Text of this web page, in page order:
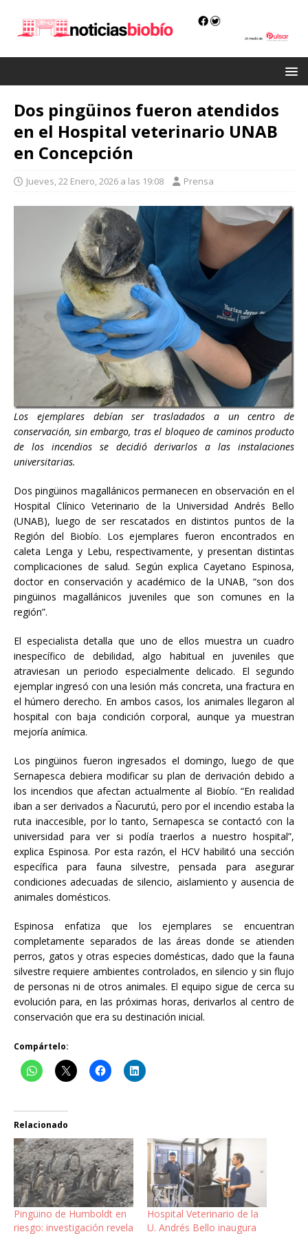
Dos pingüinos fueron atendidos
en el Hospital veterinario UNAB
en Concepción
Jueves, 22 Enero, 2026 a las 19:08 Prensa
Los ejemplares debían ser trasladados a un centro de
conservación, sin embargo, tras el bloqueo de caminos producto
de los incendios se decidió derivarlos a las instalaciones
universitarias.
Dos pingüinos magallánicos permanecen en observación en el
Hospital Clínico Veterinario de la Universidad Andrés Bello
(UNAB), luego de ser rescatados en distintos puntos de la
Región del Biobío. Los ejemplares fueron encontrados en
caleta Lenga y Lebu, respectivamente, y presentan distintas
complicaciones de salud. Según explica Cayetano Espinosa,
doctor en conservación y académico de la UNAB, “son dos
pingüinos magallánicos juveniles que son comunes en la
región”.
El especialista detalla que uno de ellos muestra un cuadro
inespecífico de debilidad, algo habitual en juveniles que
atraviesan un periodo especialmente delicado. El segundo
ejemplar ingresó con una lesión más concreta, una fractura en
el húmero derecho. En ambos casos, los animales llegaron al
hospital con baja condición corporal, aunque ya muestran
mejoría anímica.
Los pingüinos fueron ingresados el domingo, luego de que
Sernapesca debiera modificar su plan de derivación debido a
los incendios que afectan actualmente al Biobío. “En realidad
iban a ser derivados a Ñacurutú, pero por el incendio estaba la
ruta inaccesible, por lo tanto, Sernapesca se contactó con la
universidad para ver si podía traerlos a nuestro hospital”,
explica Espinosa. Por esta razón, el HCV habilitó una sección
específica para fauna silvestre, pensada para asegurar
condiciones adecuadas de silencio, aislamiento y ausencia de
animales domésticos.
Espinosa enfatiza que los ejemplares se encuentran
completamente separados de las áreas donde se atienden
perros, gatos y otras especies domésticas, dado que la fauna
silvestre requiere ambientes controlados, en silencio y sin flujo
de personas ni de otros animales. El equipo sigue de cerca su
evolución para, en las próximas horas, derivarlos al centro de
conservación que era su destinación inicial.
Compártelo:
Relacionado
Pingüino de Humboldt en
riesgo: investigación revela
Hospital Veterinario de la
U. Andrés Bello inaugura